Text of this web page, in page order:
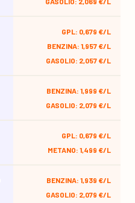
GPL: 0,679 €/L
BENZINA: 1,957 €/L
GASOLIO: 2,057 €/L
BENZINA: 1,999 €/L
GASOLIO: 2,079 €/L
GPL: 0,679 €/L
METANO: 1,499 €/L
BENZINA: 1,939 €/L
GASOLIO: 2,079 €/L